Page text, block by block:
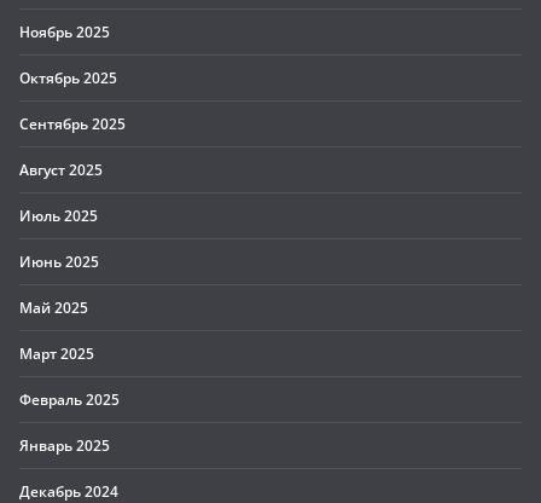
Ноябрь 2025
Октябрь 2025
Сентябрь 2025
Август 2025
Июль 2025
Июнь 2025
Май 2025
Март 2025
Февраль 2025
Январь 2025
Декабрь 2024